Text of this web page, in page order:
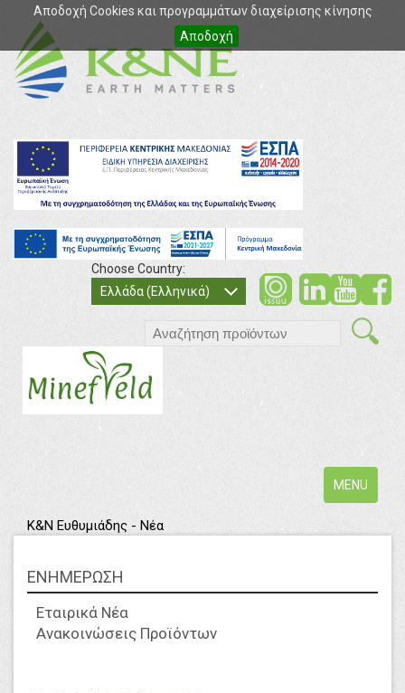
Αποδοχή Cookies και προγραμμάτων διαχείρισης κίνησης
Αποδοχή
Choose Country:
Ελλάδα (Ελληνικά)
Toggle
navigation
MENU
Κ&Ν Ευθυμιάδης - Νέα
ΕΝΗΜΕΡΩΣΗ
Εταιρικά Νέα
Ανακοινώσεις Προϊόντων